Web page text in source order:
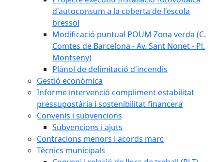
d'autoconsum a la coberta de l'escola
bressol
Modificació puntual POUM Zona verda (C.
Comtes de Barcelona - Av. Sant Nonet - Pl.
Montseny)
Plànol de delimitació d'incendis
Gestió econòmica
Informe intervenció compliment estabilitat
pressupostària i sostenibilitat financera
Convenis i subvencions
Subvencions i ajuts
Contracions menors i acords marc
Tècnics municipals